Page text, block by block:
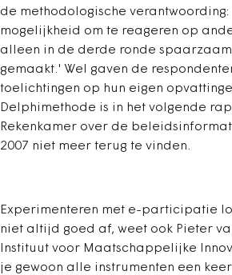
de methodologische verantwoording:
mogelijkheid om te reageren op
alleen in de derde ronde
gemaakt.' Wel gaven de
toelichtingen op hun eigen
Delphimethode is in het volgende
Rekenkamer over de
2007 niet meer terug te vinden.
Experimenteren met e-participatie
niet altijd goed af, weet ook Pieter
Instituut voor Maatschappelijke
je gewoon alle instrumenten een